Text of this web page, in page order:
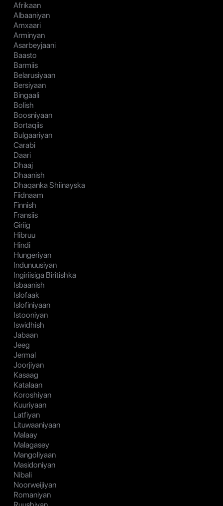
Afrikaan
Albaaniyan
Amxaari
Arminyan
Asarbeyjaani
Baasto
Barmiis
Belarusiyaan
Bersiyaan
Bingaali
Bolish
Boosniyaan
Bortaqiis
Bulgaariyan
Carabi
Daari
Dhaaj
Dhaanish
Dhaqanka Shiinayska
Fiidnaam
Finnish
Fransiis
Giriig
Hibruu
Hindi
Hungeriyan
Indunuusiyan
Ingiriisiga Biritishka
Isbaanish
Islofaak
Islofiniyaan
Istooniyan
Iswidhish
Jabaan
Jeeg
Jermal
Joorjiyan
Kasaag
Katalaan
Koroshiyan
Kuuriyaan
Latfiyan
Lituwaaniyaan
Malaay
Malagasey
Mangoliyaan
Masidoniyan
Nibali
Noorweijiyan
Romaniyan